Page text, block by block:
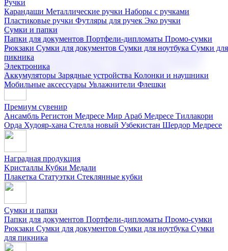
Ручки
Карандаши Металлические ручки Наборы с ручками
Пластиковые ручки Футляры для ручек Эко ручки
Сумки и папки
Папки для документов Портфели-дипломаты Промо-сумки
Рюкзаки Сумки для документов Сумки для ноутбука Сумки для
пикника
Электроника
Аккумуляторы Зарядные устройства Колонки и наушники
Мобильные аксессуары Увлажнители Флешки
Подарочные наборы
Бизнес наборыКофейные наборы Кошельки
Наборы из кожиНаборы ручекНаборы с аккумуляторами
Наборы с бутылками для воды
Наборы с ежедневниками
Наборы с кружками
флешкамиНовогодние наборыЧайные наборы
Премиум сувенир
Ансамбль Регистон Медресе Мир Араб Медресе Тиллакори
Орда Худояр-хана Стелла новый Узбекистан Шердор Медресе
Наградная продукция
Kристаллы Кубки Медали
Плакетка Статуэтки Стеклянные кубки
Сумки и папки
Папки для документов Портфели-дипломаты Промо-сумки
Рюкзаки Сумки для документов Сумки для ноутбука Сумки
для пикника